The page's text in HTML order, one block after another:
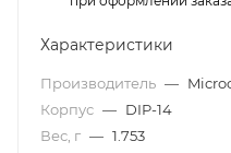
Характеристики
Производитель —
Корпус — DIP-14
Вес, г — 1.753